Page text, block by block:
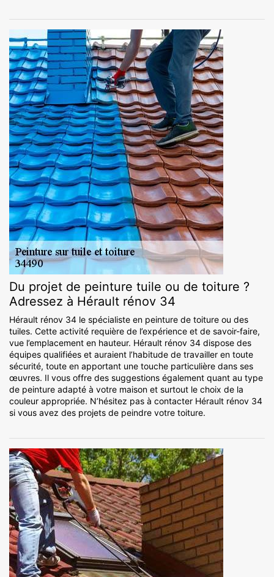
Du projet de peinture tuile ou de toiture ?
Adressez à Hérault rénov 34
Hérault rénov 34 le spécialiste en peinture de toiture ou des
tuiles. Cette activité requière de l’expérience et de savoir-faire,
vue l’emplacement en hauteur. Hérault rénov 34 dispose des
équipes qualifiées et auraient l’habitude de travailler en toute
sécurité, toute en apportant une touche particulière dans ses
œuvres. Il vous offre des suggestions également quant au type
de peinture adapté à votre maison et surtout le choix de la
couleur appropriée. N’hésitez pas à contacter Hérault rénov 34
si vous avez des projets de peindre votre toiture.